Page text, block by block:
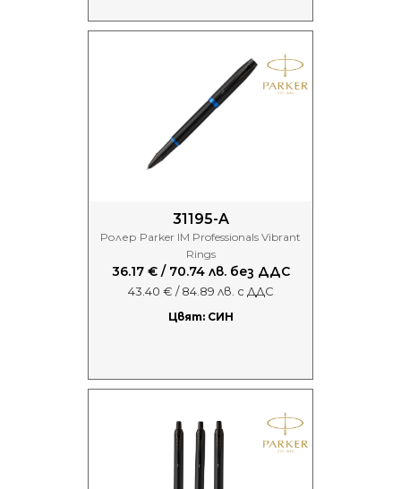
31195-A
Ролер Parker IM Professionals Vibrant
Rings
36.17 € / 70.74 лв. без ДДС
43.40 € / 84.89 лв. с ДДС
Цвят: СИН